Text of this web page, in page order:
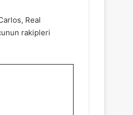
Real
rakipleri